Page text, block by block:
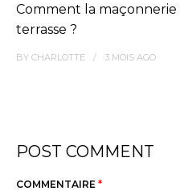
Comment la
terrasse ?
BY CHARLOTTE 3 MOIS AGO
POST COMMENT
COMMENTAIRE *